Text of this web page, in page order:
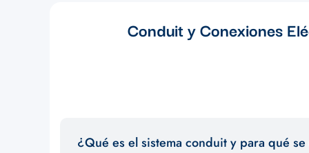
Conduit y Conexiones
¿Qué es el sistema conduit y para qué